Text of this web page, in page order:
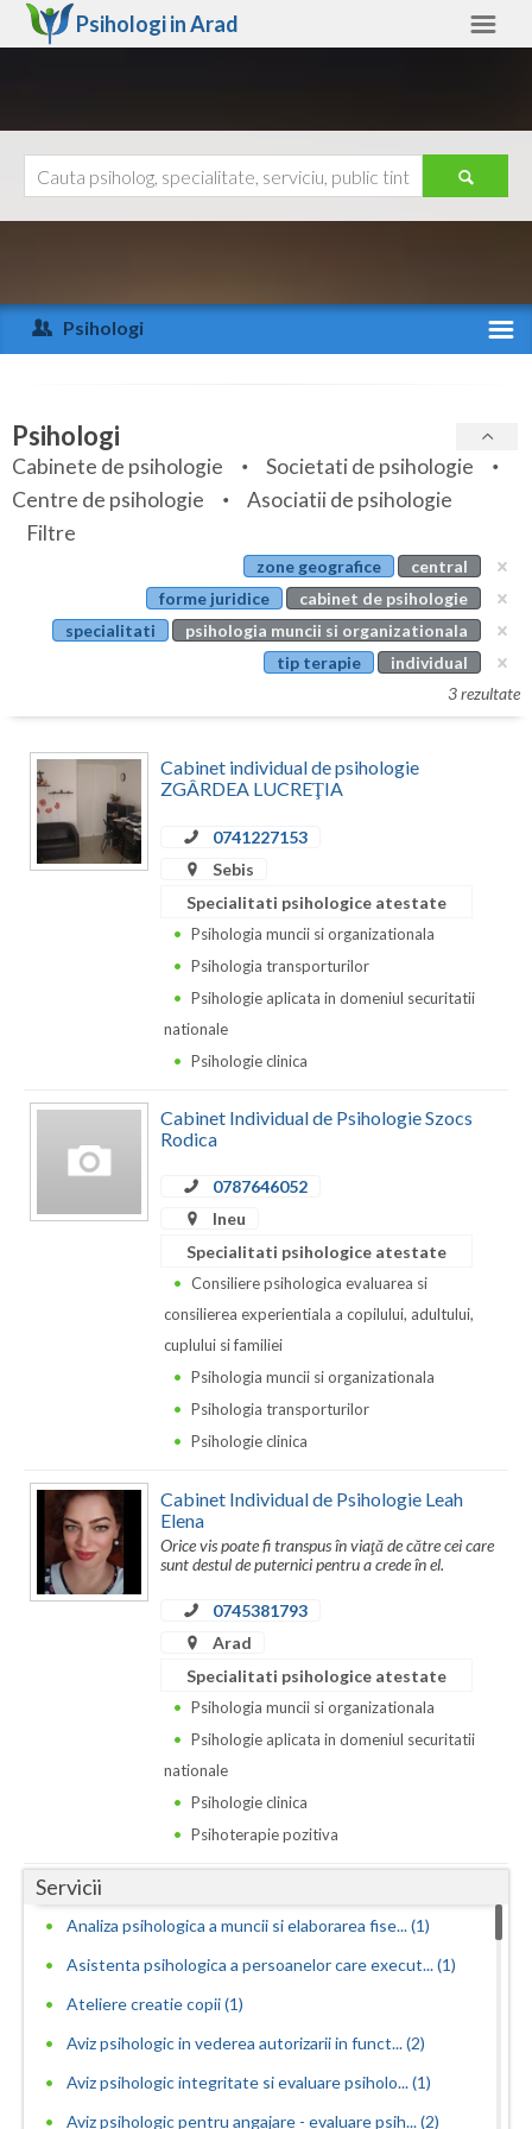
Psihologi inArad
Arad
Arges
Bihor
Bistrita-Nasaud
Botosani
Brasov
Calarasi
Caras-Severin
Galati
Giurgiu
Gorj
Maramures
Mehedinti
Mures
Sibiu
Suceava
Teleorman
Valcea
Ajutor
Psihologi
Specialitati
Servicii
Articole
Cabinet
Psihologi
Cabinete de psihologie
Societati de psihologie
Centre de psihologie
Asociatii de psihologie
Filtre
zone geografice
central
forme juridice
cabinet de psihologie
specialitati
psihologia muncii si organizationala
tip terapie
individual
3 rezultate
Cabinet individual de psihologie
ZGÂRDEA LUCREŢIA
0741227153
Sebis
Specialitati psihologice atestate
Psihologia muncii si organizationala
Psihologia transporturilor
Psihologie aplicata in domeniul securitatii
nationale
Psihologie clinica
Cabinet Individual de Psihologie Szocs
Rodica
0787646052
Ineu
Specialitati psihologice atestate
Consiliere psihologica evaluarea si
consilierea experientiala a copilului, adultului,
cuplului si familiei
Psihologia muncii si organizationala
Psihologia transporturilor
Psihologie clinica
Cabinet Individual de Psihologie Leah
Elena
Orice vis poate fi transpus în viaţă de către cei care
sunt destul de puternici pentru a crede în el.
0745381793
Arad
Specialitati psihologice atestate
Psihologia muncii si organizationala
Psihologie aplicata in domeniul securitatii
nationale
Psihologie clinica
Psihoterapie pozitiva
Servicii
Analiza psihologica a muncii si elaborarea fise... (1)
Asistenta psihologica a persoanelor care execut... (1)
Ateliere creatie copii (1)
Aviz psihologic in vederea autorizarii in funct... (2)
Aviz psihologic integritate si evaluare psiholo... (1)
Aviz psihologic pentru angajare - evaluare psih... (2)